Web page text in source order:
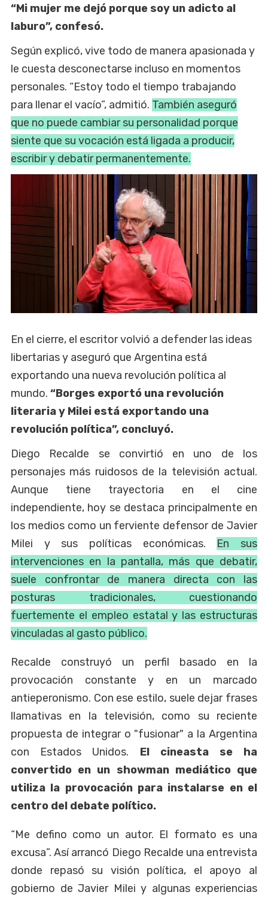
“Mi mujer me dejó porque soy un adicto al
laburo”, confesó.
Según explicó, vive todo de manera apasionada y
le cuesta desconectarse incluso en momentos
personales. “Estoy todo el tiempo trabajando
para llenar el vacío”, admitió. También aseguró
que no puede cambiar su personalidad porque
siente que su vocación está ligada a producir,
escribir y debatir permanentemente.
En el cierre, el escritor volvió a defender las ideas
libertarias y aseguró que Argentina está
exportando una nueva revolución política al
mundo. “Borges exportó una revolución
literaria y Milei está exportando una
revolución política”, concluyó.
Diego Recalde se convirtió en uno de los
personajes más ruidosos de la televisión actual.
Aunque tiene trayectoria en el cine
independiente, hoy se destaca principalmente en
los medios como un ferviente defensor de Javier
Milei y sus políticas económicas. En sus
intervenciones en la pantalla, más que debatir,
suele confrontar de manera directa con las
posturas tradicionales, cuestionando
fuertemente el empleo estatal y las estructuras
vinculadas al gasto público.
Recalde construyó un perfil basado en la
provocación constante y en un marcado
antieperonismo. Con ese estilo, suele dejar frases
llamativas en la televisión, como su reciente
propuesta de integrar o "fusionar" a la Argentina
con Estados Unidos. El cineasta se ha
convertido en un showman mediático que
utiliza la provocación para instalarse en el
centro del debate político.
“Me defino como un autor. El formato es una
excusa”. Así arrancó Diego Recalde una entrevista
donde repasó su visión política, el apoyo al
gobierno de Javier Milei y algunas experiencias